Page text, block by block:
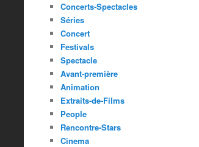
Concerts-Spectacles
Séries
Concert
Festivals
Spectacle
Avant-première
Animation
Extraits-de-Films
People
Rencontre-Stars
Cinema